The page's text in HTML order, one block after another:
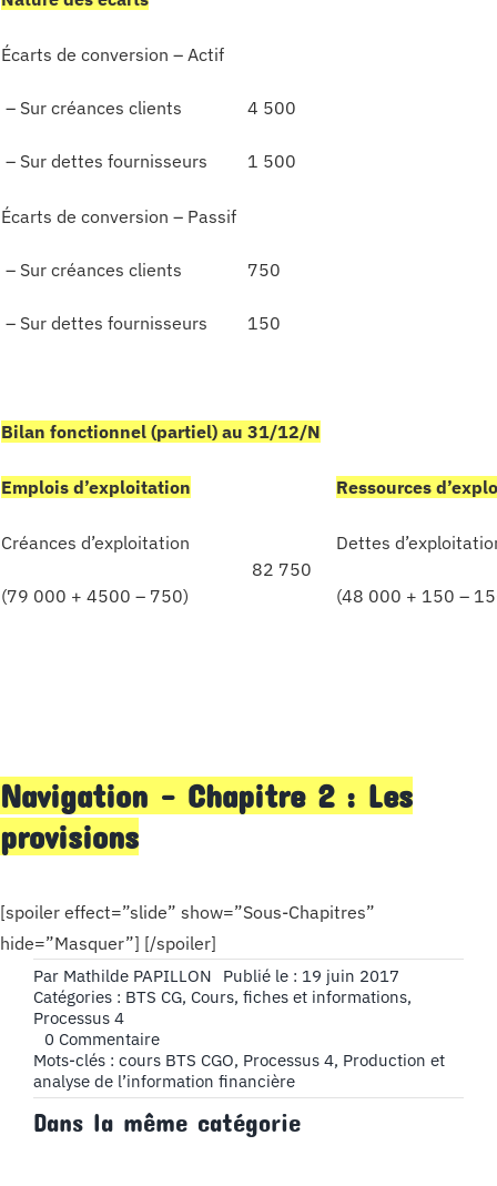
Écarts de conversion – Actif
– Sur créances clients
– Sur dettes fournisseurs
4 500
1 500
Écarts de conversion – Passif
– Sur créances clients
– Sur dettes fournisseurs
750
150
Bilan fonctionnel (partiel) au 31/12/N
Emplois d’exploitation Ressources
Créances d’exploitation
(79 000 + 4500 – 750)
82 750
Dettes
(48 000 + 150 –
Navigation – Chapitre 2 : Les
provisions
[spoiler effect=”slide” show=”Sous-Chapitres”
hide=”Masquer”] [/spoiler]
Par Mathilde PAPILLON
Publié le : 19 juin 2017
Catégories : BTS CG, Cours, fiches et informations,
Processus 4
0 Commentaireon
Le
bilan
fonctionnel,
exemples
Mots-clés : cours BTS CGO, Processus 4, Production et
analyse de l’information financière
Dans la même catégorie